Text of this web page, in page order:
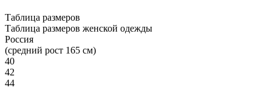
Таблица размеров
Таблица размеров женской одежды
Россия
(средний рост 165 см)
40
42
44